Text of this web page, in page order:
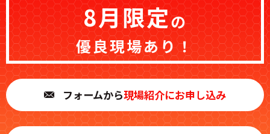
8月限定の
優良現場あり！
フォームから現場紹介にお申し込み